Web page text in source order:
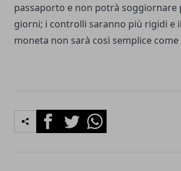
passaporto e non potrà soggiornare
giorni; i controlli saranno più rigidi e
moneta non sarà così semplice come
FacebookTwitterWhatsapp